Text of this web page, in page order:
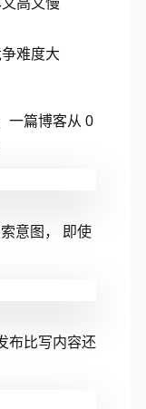
难度大
一篇博客从 0
意图， 即使
布比写内容还